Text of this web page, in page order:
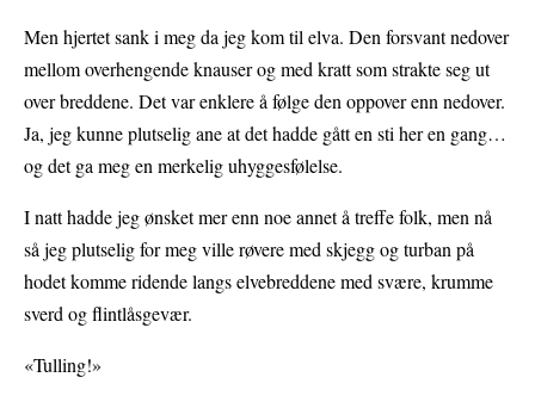
Men hjertet sank i meg da jeg kom til elva. Den forsvant nedover
mellom overhengende knauser og med kratt som strakte seg ut
over breddene. Det var enklere å følge den oppover enn nedover.
Ja, jeg kunne plutselig ane at det hadde gått en sti her en gang…
og det ga meg en merkelig uhyggesfølelse.
I natt hadde jeg ønsket mer enn noe annet å treffe folk, men nå
så jeg plutselig for meg ville røvere med skjegg og turban på
hodet komme ridende langs elvebreddene med svære, krumme
sverd og flintlåsgevær.
«Tulling!»